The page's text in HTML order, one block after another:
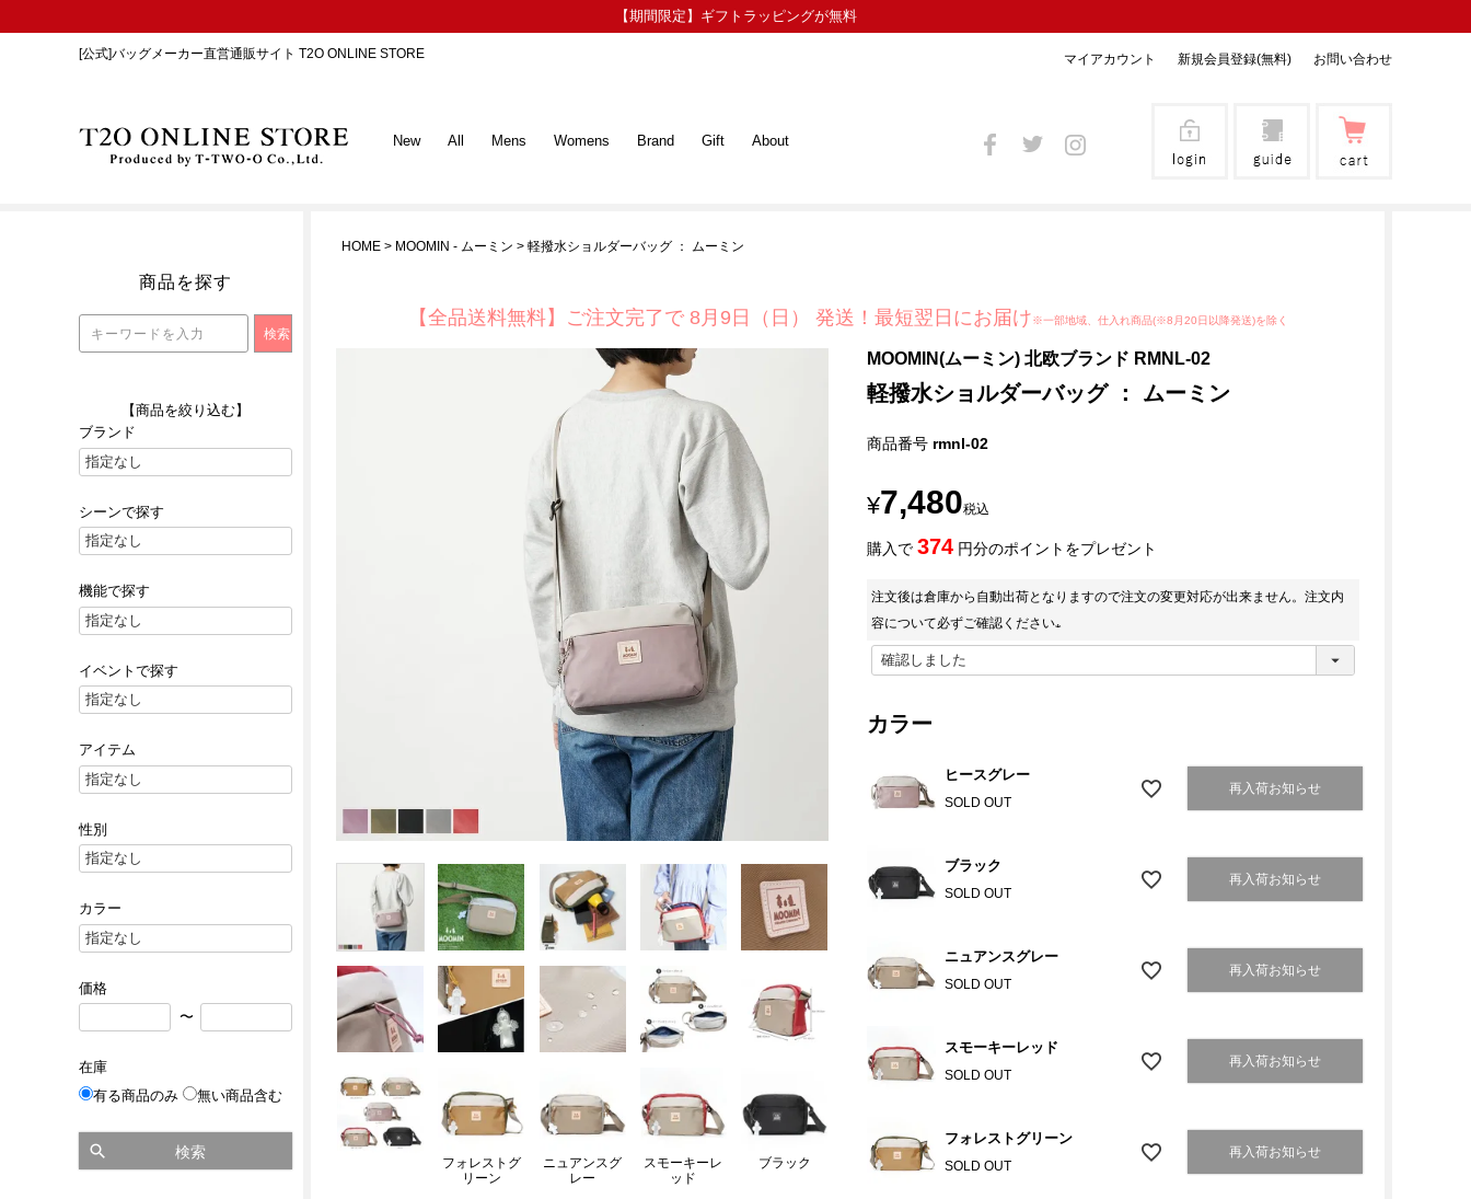
【期間限定】ギフトラッピングが無料
[公式]バッグメーカー直営通販サイト T2O ONLINE STORE マイアカウント 新規会員登録(無料) お問い合わせ
New All Mens Womens Brand Gift About
商品を探す
【商品を絞り込む】
ブランド
シーンで探す
機能で探す
イベントで探す
アイテム
性別
カラー
価格
〜
在庫
有る商品のみ
無い商品含む
検索
HOME MOOMIN - ムーミン 軽撥水ショルダーバッグ ： ムーミン
【全品送料無料】ご注文完了で8月9日（日） 発送！最短翌日にお届け※一部地域、仕入れ商品(※8月20日以降発送)を除く
フォレストグ
リーン
ニュアンスグ
レー
スモーキーレ
ッド
ブラック
MOOMIN(ムーミン) 北欧ブランド RMNL-02
軽撥水ショルダーバッグ ： ムーミン
商品番号 rmnl-02
¥7,480税込
購入で 374 円分のポイントをプレゼント
注文後は倉庫から自動出荷となりますので注文の変更対応が出来ません。注文内
容について必ずご確認ください
カラー
ヒースグレー
SOLD OUT
再入荷お知らせ
ブラック
SOLD OUT
再入荷お知らせ
ニュアンスグレー
SOLD OUT
再入荷お知らせ
スモーキーレッド
SOLD OUT
再入荷お知らせ
フォレストグリーン
SOLD OUT
再入荷お知らせ